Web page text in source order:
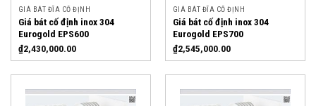
GIÁ BÁT ĐĨA CỐ ĐỊNH
Giá bát cố định inox 304
Eurogold EPS600
₫2,430,000.00
GIÁ BÁT ĐĨA CỐ ĐỊNH
Giá bát cố định inox 304
Eurogold EPS700
₫2,545,000.00